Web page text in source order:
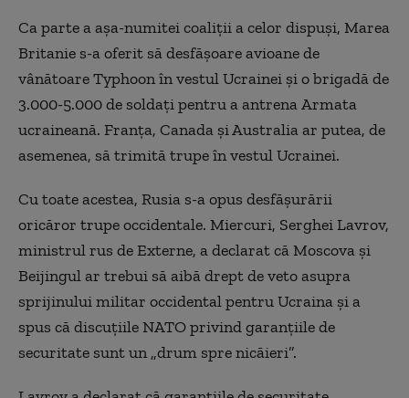
Ca parte a așa-numitei coaliții a celor dispuși, Marea
Britanie s-a oferit să desfășoare avioane de
vânătoare Typhoon în vestul Ucrainei și o brigadă de
3.000-5.000 de soldați pentru a antrenaArmata
ucraineană. Franța, Canada și Australia ar putea, de
asemenea, să trimită trupe în vestul Ucrainei.
Cu toate acestea, Rusia s-a opus desfășurării
oricăror trupe occidentale. Miercuri, Serghei Lavrov,
ministrul rus deExterne, a declarat că Moscova și
Beijingul ar trebui să aibă drept de veto asupra
sprijinului militar occidental pentru Ucraina și a
spus că discuțiile NATO privind garanțiile de
securitate suntun „drum spre nicăieri”.